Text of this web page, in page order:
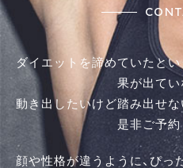
ダイエットを諦めていたと
果が出てい
動き出したいけど踏み出せな
是⾮ご予約
顔や性格が違うように、ぴっ